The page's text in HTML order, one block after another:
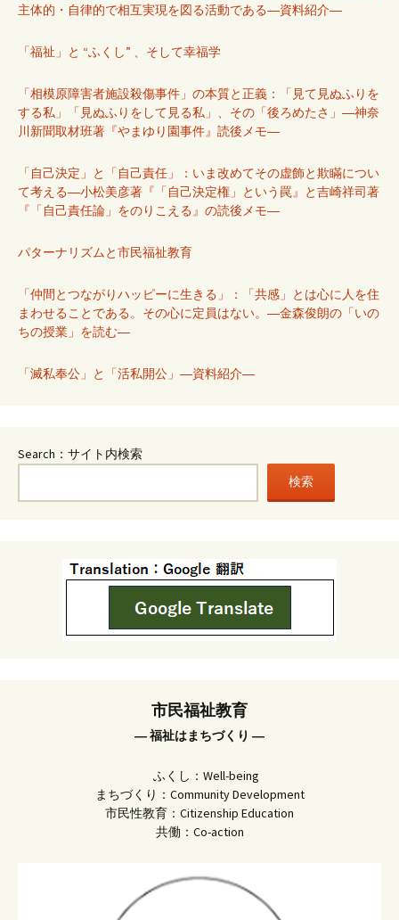
主体的・自律的で相互実現を図る活動である―資料紹介―
「福祉」と “ふくし” 、そして幸福学
「相模原障害者施設殺傷事件」の本質と正義：「見て見ぬふりを
する私」「見ぬふりをして見る私」、その「後ろめたさ」―神奈
川新聞取材班著『やまゆり園事件』読後メモ―
「自己決定」と「自己責任」：いま改めてその虚飾と欺瞞につい
て考える―小松美彦著『「自己決定権」という罠』と吉崎祥司著
『「自己責任論」をのりこえる』の読後メモ―
パターナリズムと市民福祉教育
「仲間とつながりハッピーに生きる」：「共感」とは心に人を住
まわせることである。その心に定員はない。―金森俊朗の「いの
ちの授業」を読む―
「滅私奉公」と「活私開公」―資料紹介―
Search：サイト内検索
検索
市民福祉教育
― 福祉はまちづくり ―
ふくし：Well-being
まちづくり：Community Development
市民性教育：Citizenship Education
共働：Co-action